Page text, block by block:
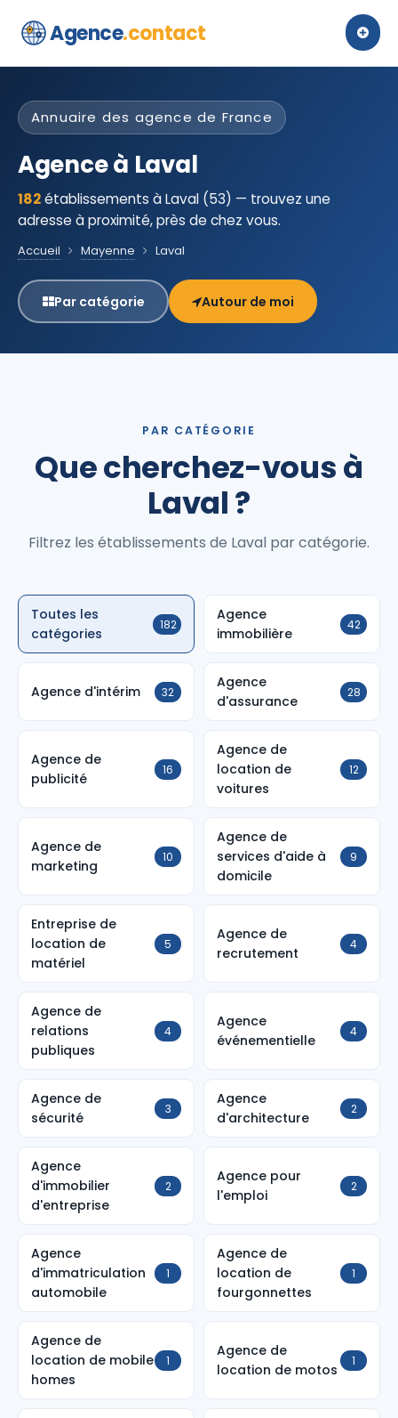
Agence.contact
Annuaire des agence de France
Agence à Laval
182établissements à Laval (53) — trouvez une
adresse à proximité, près de chez vous.
Accueil Mayenne Laval
Par catégorie Autour de moi
PAR CATÉGORIE
Que cherchez-vous à
Laval ?
Filtrez les établissements de Laval par catégorie.
Toutes les
catégories
182
Agence
immobilière
42
Agence d'intérim 32
Agence
d'assurance
28
Agence de
publicité
16
Agence de
location de
voitures
12
Agence de
marketing
10
Agence de
services d'aide à
domicile
9
Entreprise de
location de
matériel
5
Agence de
recrutement
4
Agence de
relations
publiques
4
Agence
événementielle
4
Agence de
sécurité
3
Agence
d'architecture
2
Agence
d'immobilier
d'entreprise
2
Agence pour
l'emploi
2
Agence
d'immatriculation
automobile
1
Agence de
location de
fourgonnettes
1
Agence de
location de mobile
homes
1
Agence de
location de motos
1